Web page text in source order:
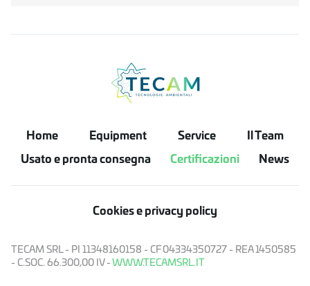
Home Equipment Service Il Team
Usato e pronta consegna Certificazioni News
Cookies e privacy policy
TECAM SRL - PI 11348160158 - CF 04334350727 - REA 1450585
- C.SOC. 66.300,00 IV - WWW.TECAMSRL.IT